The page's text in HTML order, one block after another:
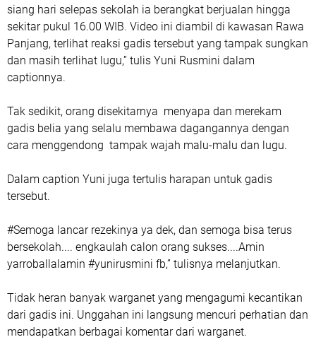
siang hari selepas sekolah ia berangkat berjualan hingga
sekitar pukul 16.00 WIB. Video ini diambil di kawasan Rawa
Panjang, terlihat reaksi gadis tersebut yang tampak sungkan
dan masih terlihat lugu,” tulis Yuni Rusmini dalam
captionnya.
Tak sedikit, orang disekitarnya menyapa dan merekam
gadis belia yang selalu membawa dagangannya dengan
cara menggendong tampak wajah malu-malu dan lugu.
Dalam caption Yuni juga tertulis harapan untuk gadis
tersebut.
#Semoga lancar rezekinya ya dek, dan semoga bisa terus
bersekolah.... engkaulah calon orang sukses....Amin
yarroballalamin #yunirusmini fb,” tulisnya melanjutkan.
Tidak heran banyak warganet yang mengagumi kecantikan
dari gadis ini. Unggahan ini langsung mencuri perhatian dan
mendapatkan berbagai komentar dari warganet.